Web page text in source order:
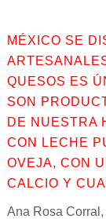
MÉXICO SE
QUESOS ES
SON
DE NUESTRA
CON LECHE
OVEJA, CON
CALCIO Y
Ana Rosa